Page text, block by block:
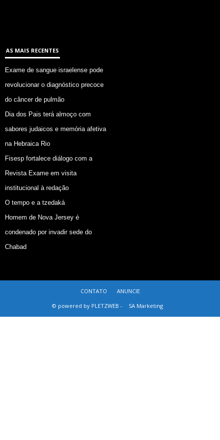
AS MAIS RECENTES
Exame de sangue israelense pode
revolucionar o diagnóstico precoce
do câncer de pulmão
Dia dos Pais terá almoço com
sabores judaicos e memória afetiva
na Hebraica Rio
Fisesp fortalece diálogo com a
Revista Exame em visita
institucional à redação
O tempo e a tzedaká
Homem de Nova Jersey é
condenado por invadir sede do
Chabad
CONTATO
ANUNCIE
© powered by PLETZWEB -
SA Marketing